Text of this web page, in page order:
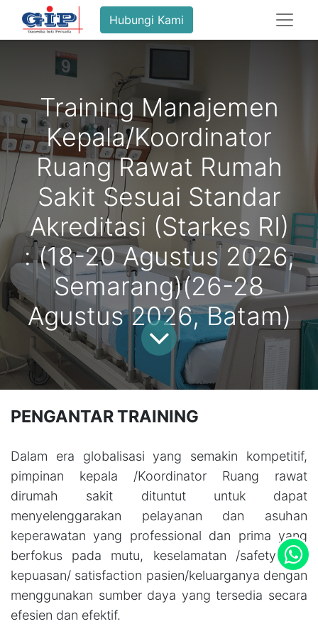
Hubungi Kami
Training Manajemen
Kepala/Koordinator
Ruang Rawat Rumah
Sakit Sesuai Standar
Akreditasi (Starkes RI)
: (18-20 Agustus 2026,
Semarang)(26-28
Agustus 2026, Batam)
PENGANTAR TRAINING
Dalam era globalisasi yang semakin kompetitif,
pimpinan kepala /Koordinator Ruang rawat
dirumah sakit dituntut untuk dapat
menyelenggarakan pelayanan dan asuhan
keperawatan yang professional dan prima yang
berfokus pada mutu, keselamatan /safety dan
kepuasan/ satisfaction pasien/keluarganya dengan
menggunakan sumber daya yang tersedia secara
efesien dan efektif.